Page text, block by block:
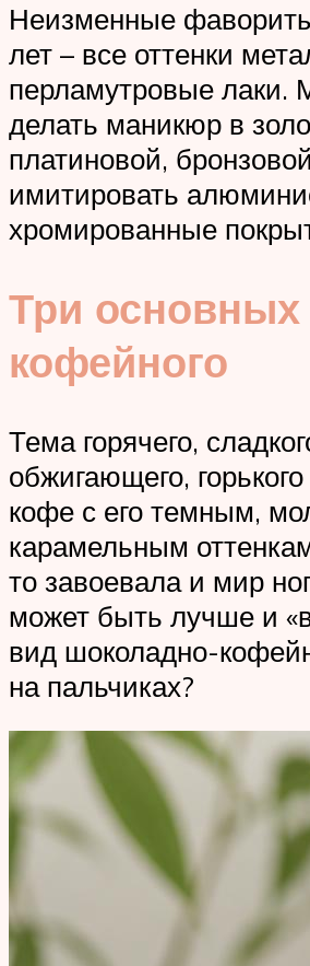
Неизменные
лет – все оттенки
перламутровые лаки.
делать маникюр в
платиновой,
имитировать
хромированные
Три основных
кофейного
Тема горячего,
обжигающего, горького
кофе с его темным,
карамельным
то завоевала и мир
может быть лучше и
вид шоколадно-
на пальчиках?